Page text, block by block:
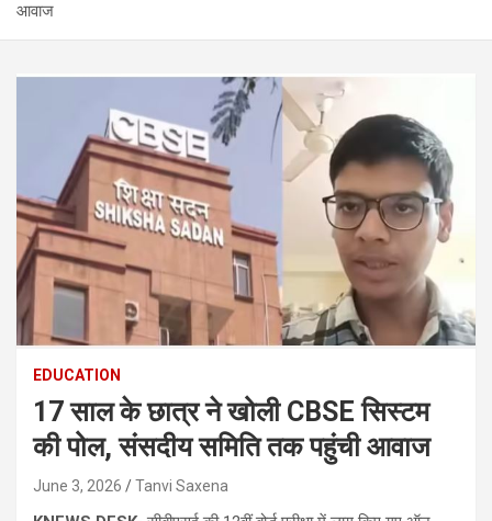
आवाज
EDUCATION
17 साल के छात्र ने खोली CBSE सिस्टम
की पोल, संसदीय समिति तक पहुंची आवाज
June 3, 2026 Tanvi Saxena